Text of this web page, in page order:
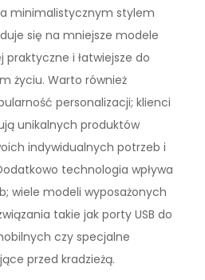
minimalistycznym stylem
się na mniejsze modele
praktyczne i łatwiejsze do
życiu. Warto również
personalizacji; klienci
unikalnych produktów
indywidualnych potrzeb i
technologia wpływa
wiele modeli wyposażonych
takie jak porty USB do
czy specjalne
przed kradzieżą.